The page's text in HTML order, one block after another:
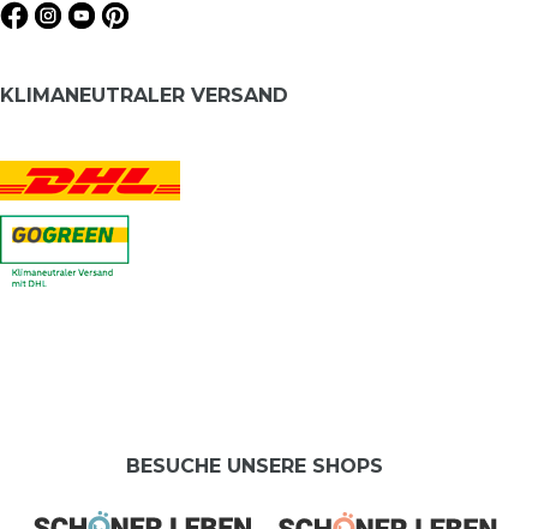
KLIMANEUTRALER VERSAND
BESUCHE UNSERE SHOPS